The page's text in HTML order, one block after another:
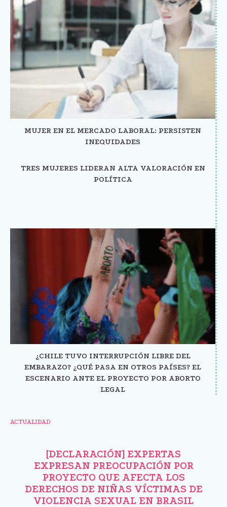
MUJER EN EL MERCADO LABORAL: PERSISTEN
INEQUIDADES
TRES MUJERES LIDERAN ALTA VALORACIÓN EN
POLÍTICA
¿CHILE TUVO INTERRUPCIÓN LIBRE DEL
EMBARAZO? ¿QUÉ PASA EN OTROS PAÍSES? EL
ESCENARIO ANTE EL PROYECTO POR ABORTO
LEGAL
ACTUALIDAD
[DECLARACIÓN] EXPERTAS
EXPRESAN PREOCUPACIÓN POR
PROYECTO QUE AFECTA LOS
DERECHOS DE NIÑAS VÍCTIMAS DE
VIOLENCIA SEXUAL EN BRASIL